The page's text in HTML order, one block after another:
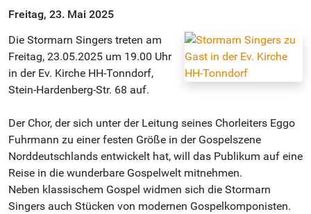
Freitag, 23. Mai 2025
Die Stormarn Singers treten am
Freitag, 23.05.2025 um 19.00 Uhr
in der Ev. Kirche HH-Tonndorf,
Stein-Hardenberg-Str. 68 auf.
Der Chor, der sich unter der Leitung seines Chorleiters Eggo
Fuhrmann zu einer festen Größe in der Gospelszene
Norddeutschlands entwickelt hat, will das Publikum auf eine
Reise in die wunderbare Gospelwelt mitnehmen.
Neben klassischem Gospel widmen sich die Stormarn
Singers auch Stücken von modernen Gospelkomponisten.